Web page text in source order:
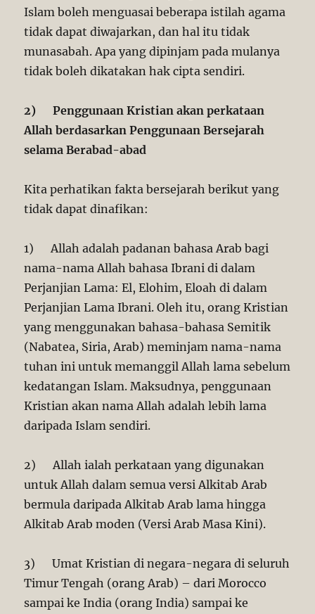
Islam boleh menguasai beberapa istilah agama
tidak dapat diwajarkan, dan hal itu tidak
munasabah. Apa yang dipinjam pada mulanya
tidak boleh dikatakan hak cipta sendiri.
2)Penggunaan Kristian akan perkataan
Allah berdasarkan Penggunaan Bersejarah
selama Berabad-abad
Kita perhatikan fakta bersejarah berikut yang
tidak dapat dinafikan:
1) Allah adalah padanan bahasa Arab bagi
nama-nama Allah bahasa Ibrani di dalam
Perjanjian Lama: El, Elohim, Eloah di dalam
Perjanjian Lama Ibrani. Oleh itu, orang Kristian
yang menggunakan bahasa-bahasa Semitik
(Nabatea, Siria, Arab) meminjam nama-nama
tuhan ini untuk memanggil Allah lama sebelum
kedatangan Islam. Maksudnya, penggunaan
Kristian akan nama Allah adalah lebih lama
daripada Islam sendiri.
2) Allah ialah perkataan yang digunakan
untuk Allah dalam semua versi Alkitab Arab
bermula daripada Alkitab Arab lama hingga
Alkitab Arab moden (Versi Arab Masa Kini).
3) Umat Kristian di negara-negara di seluruh
Timur Tengah (orang Arab) – dari Morocco
sampai ke India (orang India) sampai ke